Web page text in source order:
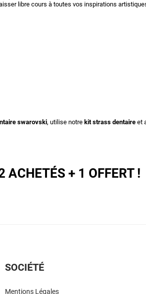
libre cours à toutes vos inspirations
swarovski, utilise notre kit strass dentaire et
ACHETÉS + 1 OFFERT !
SOCIÉTÉ
Mentions Légales